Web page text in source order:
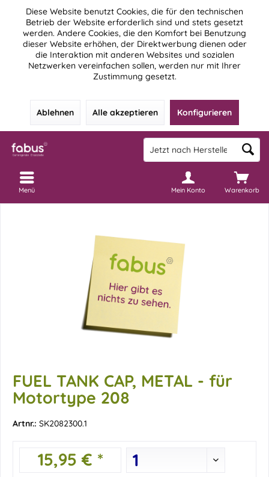
Diese Website benutzt Cookies, die für den technischen
Betrieb der Website erforderlich sind und stets gesetzt
werden. Andere Cookies, die den Komfort bei Benutzung
dieser Website erhöhen, der Direktwerbung dienen oder
die Interaktion mit anderen Websites und sozialen
Netzwerken vereinfachen sollen, werden nur mit Ihrer
Zustimmung gesetzt.
Ablehnen Alle akzeptieren Konfigurieren
Warenkorb
Mein Konto
Menü
FUEL TANK CAP, METAL - für
Motortype 208
Artnr.: SK2082300.1
15,95 € *